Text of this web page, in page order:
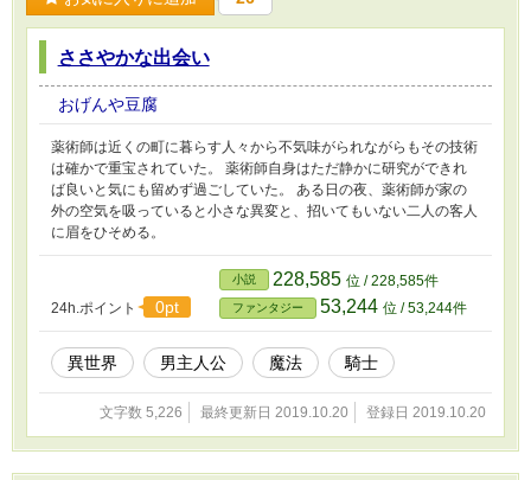
ささやかな出会い
おげんや豆腐
薬術師は近くの町に暮らす人々から不気味がられながらもその技術
は確かで重宝されていた。 薬術師自身はただ静かに研究ができれ
ば良いと気にも留めず過ごしていた。 ある日の夜、薬術師が家の
外の空気を吸っていると小さな異変と、招いてもいない二人の客人
に眉をひそめる。
24h.ポイント 0pt
小説 228,585 位 / 228,585件
ファンタジー 53,244 位 / 53,244件
異世界 男主人公 魔法 騎士
文字数 5,226 最終更新日 2019.10.20 登録日 2019.10.20